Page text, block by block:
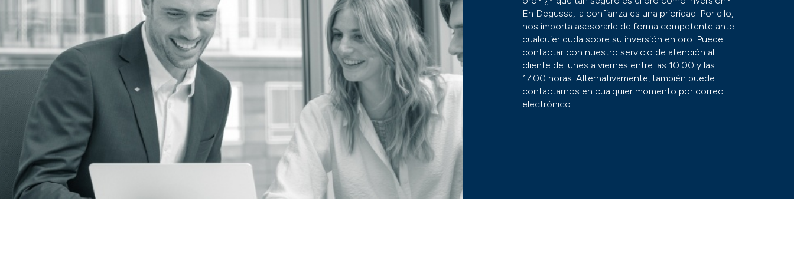
En Degussa, la confianza es una prioridad. Por ello,
nos importa asesorarle de forma competente ante
cualquier duda sobre su inversión en oro. Puede
contactar con nuestro servicio de atención al
cliente de lunes a viernes entre las 10:00 y las
17:00 horas. Alternativamente, también puede
contactarnos en cualquier momento por correo
electrónico.